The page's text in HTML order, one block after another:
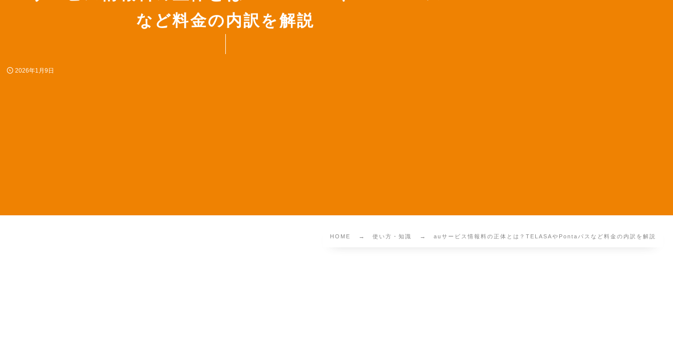
など料金の内訳を解説
2026年1月9日
HOME 使い方・知識 auサービス情報料の正体とは？TELASAやPontaパスなど料金の内訳を解説